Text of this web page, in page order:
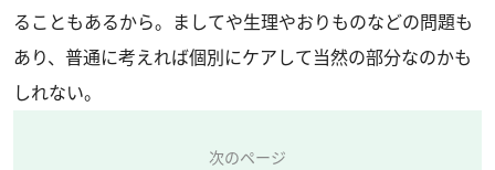
ることもあるから。ましてや生理やおりものなどの問題も
あり、普通に考えれば個別にケアして当然の部分なのかも
しれない。
次のページ